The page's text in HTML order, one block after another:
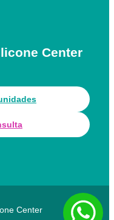
Center
Center